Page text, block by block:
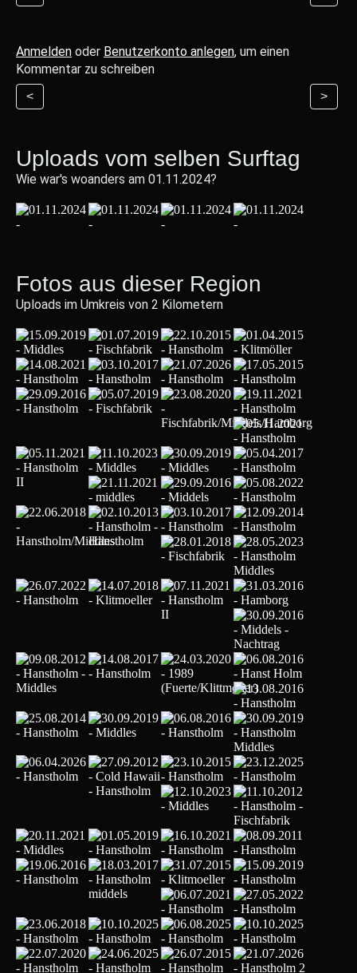
Anmelden oder Benutzerkonto anlegen, um einen
Kommentar zu schreiben
< >
Uploads vom selben Surftag
Wie war's woanders am 01.11.2024?
Fotos aus dieser Region
Uploads im Umkreis von 2 Kilometern